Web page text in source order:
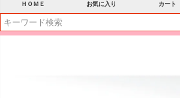
ＨＯＭＥ お気に入り カート